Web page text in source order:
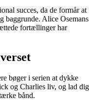
succes, da de formår at
baggrunde. Alice Osemans
fortællinger har
bøger i serien at dykke
og Charlies liv, og lad dig
bånd.